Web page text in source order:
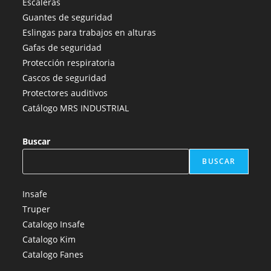
una
nueva
pestaña
una
nueva
pestaña
una
nueva
pestaña
nueva
Guantes de seguridad
Eslingas para trabajos en alturas
Gafas de seguridad
Protección respiratoria
Cascos de seguridad
Protectores auditivos
Catálogo MRS INDUSTRIAL
Buscar
BUSCAR
Insafe
Truper
Catalogo Insafe
Catalogo Kim
Catalogo Fanes